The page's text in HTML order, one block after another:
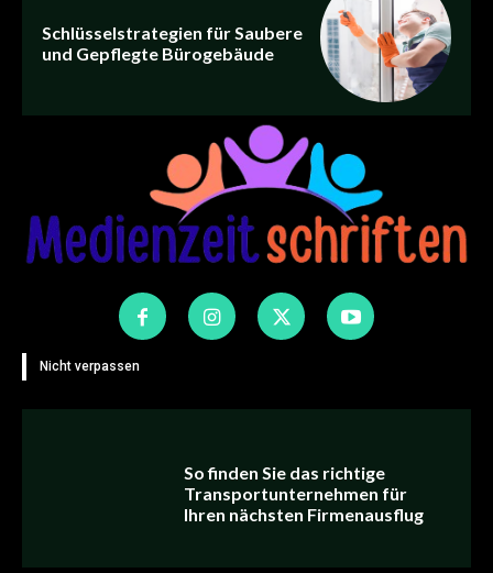
Schlüsselstrategien für Saubere
und Gepflegte Bürogebäude
Nicht verpassen
So finden Sie das richtige
Transportunternehmen für
Ihren nächsten Firmenausflug